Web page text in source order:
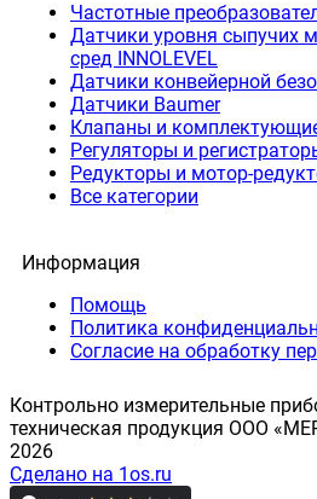
Частотные
Датчики уровня сыпучих
сред INNOLEVEL
Датчики конвейерной
Датчики Baumer
Клапаны и
Регуляторы и
Редукторы и мотор-
Все категории
Информация
Помощь
Политика
Согласие на обработку
Контрольно измерительные
техническая продукция ООО
2026
Сделано на 1os.ru